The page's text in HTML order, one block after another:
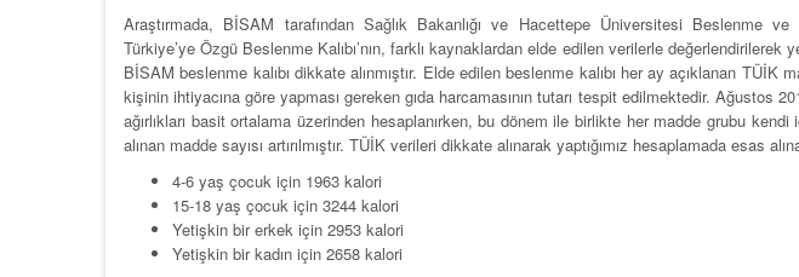
Araştırmada, BİSAM tarafından Sağlık Bakanlığı ve Hacettepe Üniversitesi Beslenme ve
Türkiye’ye Özgü Beslenme Kalıbı’nın, farklı kaynaklardan elde edilen verilerle
BİSAM beslenme kalıbı dikkate alınmıştır. Elde edilen beslenme kalıbı her ay açıklanan TÜİK
kişinin ihtiyacına göre yapması gereken gıda harcamasının tutarı tespit edilmektedir. Ağustos
ağırlıkları basit ortalama üzerinden hesaplanırken, bu dönem ile birlikte her madde grubu kendi
alınan madde sayısı artırılmıştır. TÜİK verileri dikkate alınarak yaptığımız hesaplamada esas
4-6 yaş çocuk için 1963 kalori
15-18 yaş çocuk için 3244 kalori
Yetişkin bir erkek için 2953 kalori
Yetişkin bir kadın için 2658 kalori